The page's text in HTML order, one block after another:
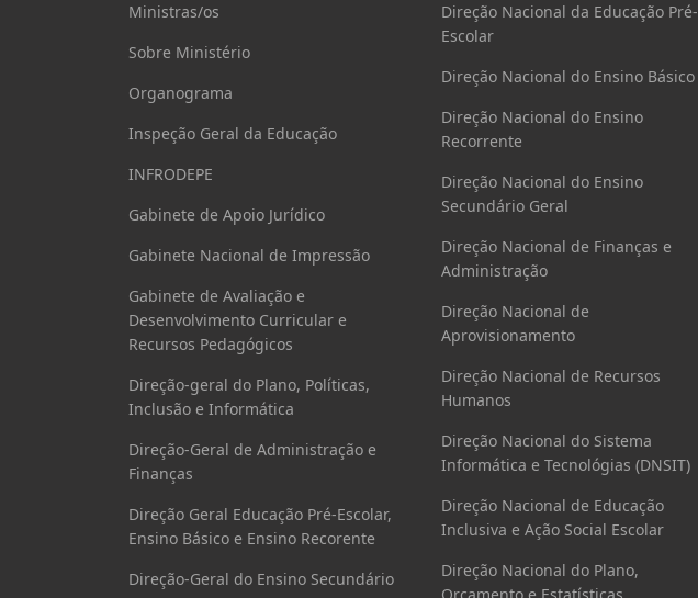
Ministras/os
Sobre Ministério
Organograma
Inspeção Geral da Educação
INFRODEPE
Gabinete de Apoio Jurídico
Gabinete Nacional de Impressão
Gabinete de Avaliação e
Desenvolvimento Curricular e
Recursos Pedagógicos
Direção-geral do Plano, Políticas,
Inclusão e Informática
Direção-Geral de Administração e
Finanças
Direção Geral Educação Pré-Escolar,
Ensino Básico e Ensino Recorente
Direção-Geral do Ensino Secundário
Direção Nacional da Educação Pré-
Escolar
Direção Nacional do Ensino Básico
Direção Nacional do Ensino
Recorrente
Direção Nacional do Ensino
Secundário Geral
Direção Nacional de Finanças e
Administração
Direção Nacional de
Aprovisionamento
Direção Nacional de Recursos
Humanos
Direção Nacional do Sistema
Informática e Tecnológias (DNSIT)
Direção Nacional de Educação
Inclusiva e Ação Social Escolar
Direção Nacional do Plano,